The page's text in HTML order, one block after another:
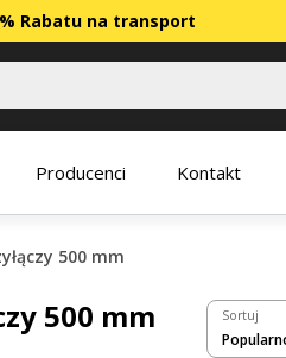
Rabatu na transport
Producenci Kontakt
500 mm
500 mm Sortuj